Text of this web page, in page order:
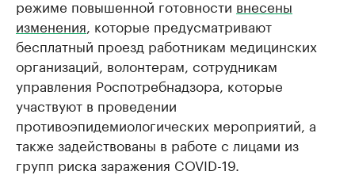
режиме повышенной готовности внесены
изменения , которые предусматривают
бесплатный проезд работникам медицинских
организаций, волонтерам, сотрудникам
управления Роспотребнадзора, которые
участвуют в проведении
противоэпидемиологических мероприятий, а
также задействованы в работе с лицами из
групп риска заражения COVID-19.